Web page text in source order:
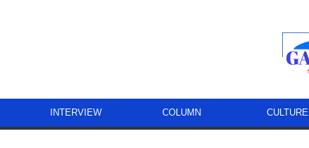
INTERVIEW COLUMN CULTURE